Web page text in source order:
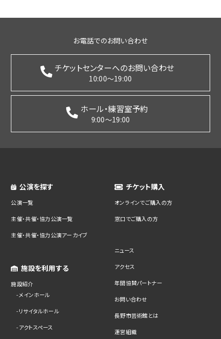
お電話でのお問い合わせ
チケットセンターへのお問い合わせ
10:00～19:00
ホール・練習室予約
9:00～19:00
公演を探す
公演一覧
主催・共催・協力公演一覧
主催・共催・協力公演アーカイブ
施設を利用する
施設紹介
メインホール
リサイタルホール
アクトスペース
チケット購入
オンラインでご購入の方
窓口でご購入の方
ニュース
アクセス
年間協賛パートナー
お問い合わせ
長野市芸術館とは
運営組織